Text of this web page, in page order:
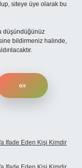
siteye üye olarak bu
düşündüğünüz
bildirmeniz halinde,
Ifade Eden Kişi Kimdir